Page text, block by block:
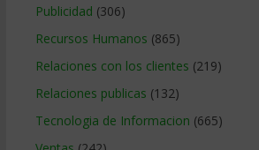
Publicidad (306)
Recursos Humanos (865)
Relaciones con los clientes (219)
Relaciones publicas (132)
Tecnologia de Informacion (665)